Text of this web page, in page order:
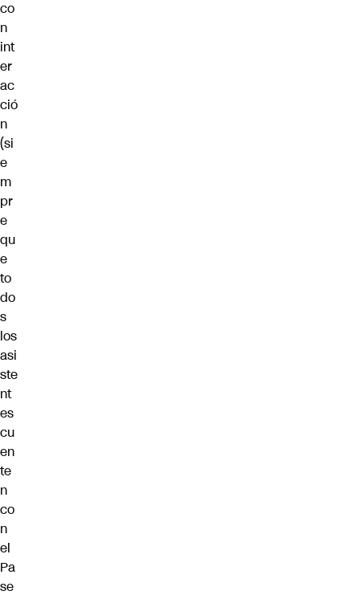
co
n
int
er
ac
ció
n
(si
e
m
pr
e
qu
e
to
do
s
los
asi
ste
nt
es
cu
en
te
n
co
n
el
Pa
se